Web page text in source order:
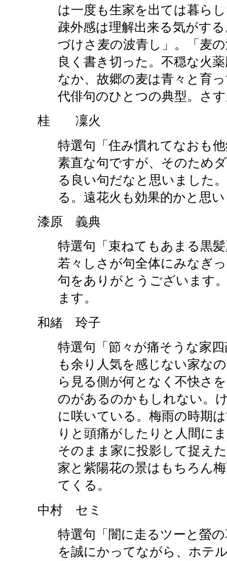
は一度も生家を出ては暮ら
疎外感は理解出来る気がす
づけさ麦の波青し」。「麦
良く書き切った。不穏な火
なか、故郷の麦は青々と育
代俳句のひとつの典型。さ
桂 凜火
特選句「住み慣れてなおも
素直な句ですが、そのため
る良い句だなと思いました
る。遠花火も効果的かと思
漆原 義典
特選句「束ねてもあまる黒
若々しさが句全体にみなぎ
句をありがとうございます
ます。
和緒 玲子
特選句「節々が痛そうな家
も余り人気を感じない家な
ら見る側が何となく不快さ
のがあるのかもしれない。
に咲いている。梅雨の時期
りと頭痛がしたりと人間に
そのまま家に投影して捉え
家と紫陽花の景はもちろん
てくる。
中村 セミ
特選句「闇に走るツーと螢
を誠にかってながら、ホテ